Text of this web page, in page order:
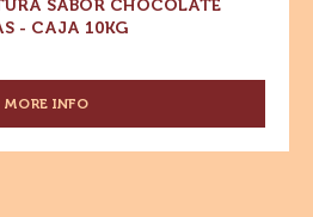
SABOR CHOCOLATE
- CAJA 10KG
MORE INFO
-
-